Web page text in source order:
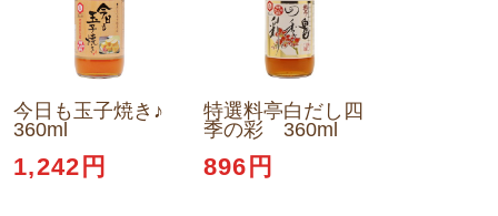
今日も玉子焼き♪
360ml
1,242円
特選料亭白だし四
季の彩 360ml
896円